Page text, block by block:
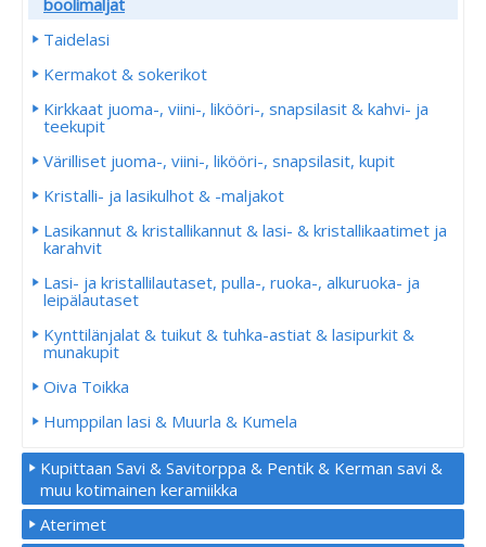
boolimaljat
Taidelasi
Kermakot & sokerikot
Kirkkaat juoma-, viini-, likööri-, snapsilasit & kahvi- ja
teekupit
Värilliset juoma-, viini-, likööri-, snapsilasit, kupit
Kristalli- ja lasikulhot & -maljakot
Lasikannut & kristallikannut & lasi- & kristallikaatimet ja
karahvit
Lasi- ja kristallilautaset, pulla-, ruoka-, alkuruoka- ja
leipälautaset
Kynttilänjalat & tuikut & tuhka-astiat & lasipurkit &
munakupit
Oiva Toikka
Humppilan lasi & Muurla & Kumela
Kupittaan Savi & Savitorppa & Pentik & Kerman savi &
muu kotimainen keramiikka
Aterimet